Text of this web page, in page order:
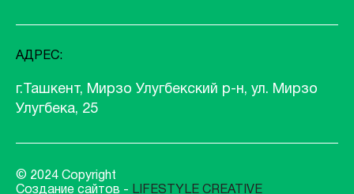
АДРЕС:
г.Ташкент, Мирзо Улугбекский р-н, ул. Мирзо
Улугбека, 25
© 2024 Copyright
Создание сайтов - LIFESTYLE CREATIVE